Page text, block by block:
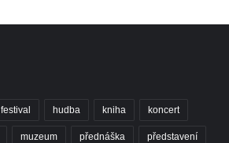
festival hudba kniha koncert
muzeum přednáška představení